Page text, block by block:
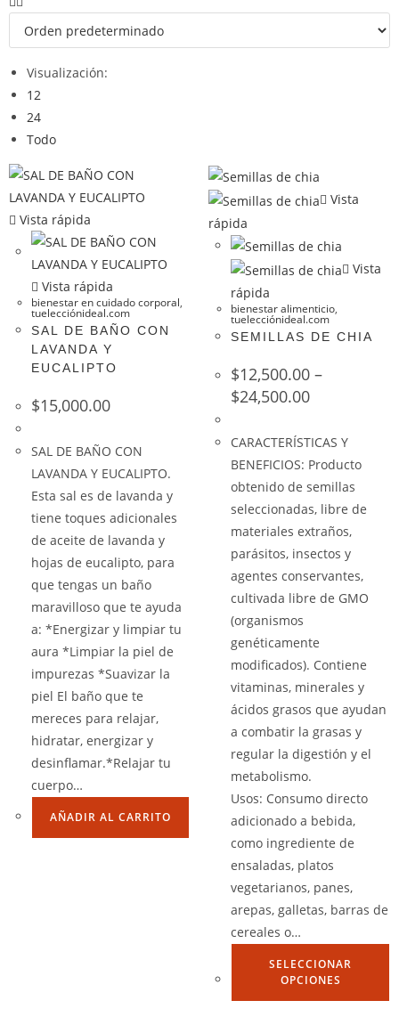
Visualización:
12
24
Todo
Vista rápida
Vista rápida
bienestar en cuidado corporal,
tuelecciónideal.com
SAL DE BAÑO CON
LAVANDA Y
EUCALIPTO
$15,000.00
SAL DE BAÑO CON
LAVANDA Y EUCALIPTO.
Esta sal es de lavanda y
tiene toques adicionales
de aceite de lavanda y
hojas de eucalipto, para
que tengas un baño
maravilloso que te ayuda
a: *Energizar y limpiar tu
aura *Limpiar la piel de
impurezas *Suavizar la
piel El baño que te
mereces para relajar,
hidratar, energizar y
desinflamar.*Relajar tu
cuerpo…
AÑADIR AL CARRITO
Vista
rápida
Vista
rápida
bienestar alimenticio,
tuelecciónideal.com
SEMILLAS DE CHIA
$12,500.00 –
$24,500.00
CARACTERÍSTICAS Y
BENEFICIOS: Producto
obtenido de semillas
seleccionadas, libre de
materiales extraños,
parásitos, insectos y
agentes conservantes,
cultivada libre de GMO
(organismos
genéticamente
modificados). Contiene
vitaminas, minerales y
ácidos grasos que ayudan
a combatir la grasas y
regular la digestión y el
metabolismo.
Usos: Consumo directo
adicionado a bebida,
como ingrediente de
ensaladas, platos
vegetarianos, panes,
arepas, galletas, barras de
cereales o…
SELECCIONAR
OPCIONES